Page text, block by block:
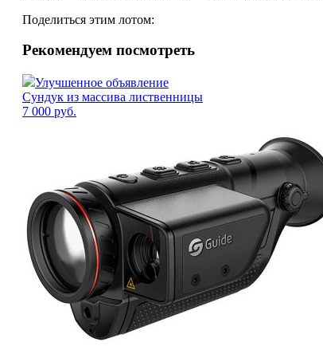
Поделиться этим лотом:
Рекомендуем посмотреть
Улучшенное объявление
Сундук из массива лиственницы
7 000 руб.